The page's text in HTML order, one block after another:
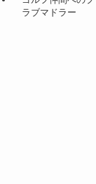
ラブマドラー